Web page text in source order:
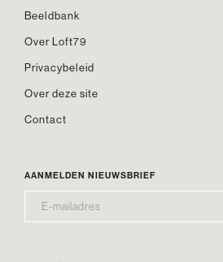
Beeldbank
Over Loft79
Privacybeleid
Over deze site
Contact
AANMELDEN NIEUWSBRIEF
MAILADRES*